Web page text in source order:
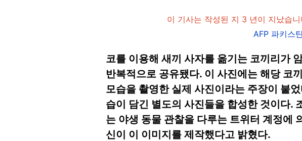
이 기사는 작성된 지 3 년이 지났습
AFP 파키스
코를 이용해 새끼 사자를 옮기는 코끼리가
반복적으로 공유됐다. 이 사진에는 해당 코
모습을 촬영한 실제 사진이라는 주장이 붙
습이 담긴 별도의 사진들을 합성한 것이다.
는 야생 동물 관찰을 다루는 트위터 계정에
신이 이 이미지를 제작했다고 밝혔다.